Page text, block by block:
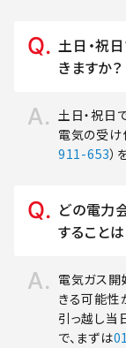
土日・祝
きますか？
土日・祝日
電気の受け
911-653）
どの電力
すること
電気ガス開
きる可能性
引っ越し当
で、まずは